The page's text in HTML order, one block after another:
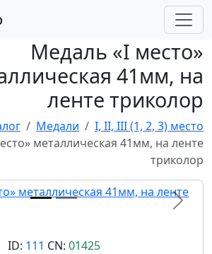
Медаль «I место»
41мм, на
ленте триколор
Медали
I, II, III (1, 2, 3) место
металлическая 41мм, на ленте
триколор
ID: 111 CN: 01425